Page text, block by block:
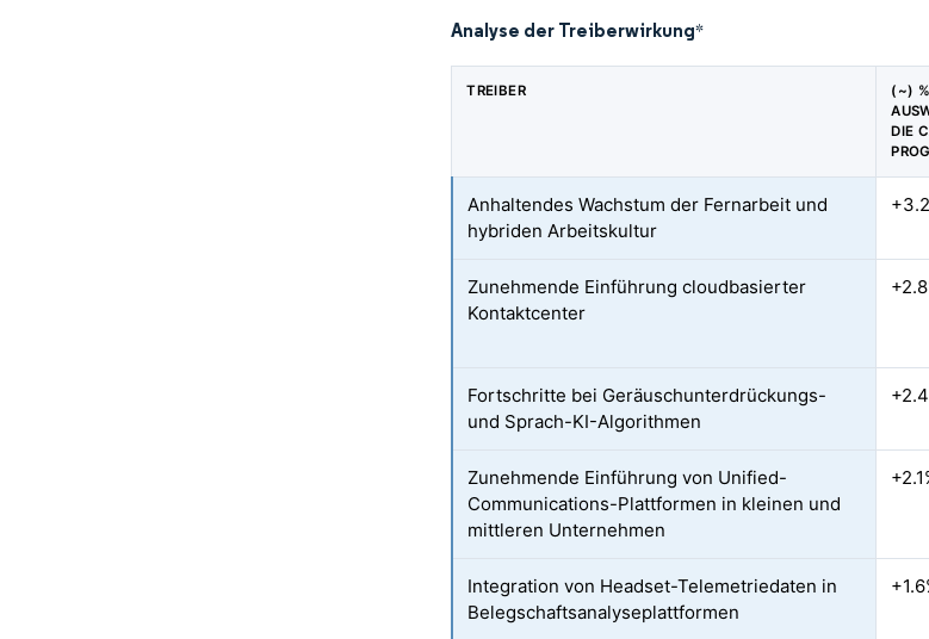
Analyse der Treiberwirkung*
TREIBER
(~) %
DIE
Anhaltendes Wachstum der Fernarbeit und
hybriden Arbeitskultur
Zunehmende Einführung cloudbasierter
Kontaktcenter
Fortschritte bei Geräuschunterdrückungs-
und Sprach-KI-Algorithmen
Zunehmende Einführung von Unified-
Communications-Plattformen in kleinen und
mittleren Unternehmen
Integration von Headset-Telemetriedaten in
Belegschaftsanalyseplattformen